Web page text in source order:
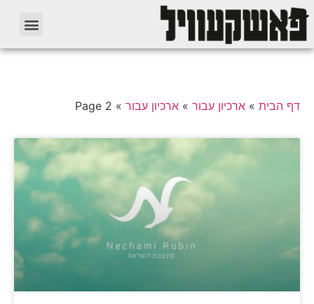
דף הבית » ארכיון עבור » ארכיון עבור »
Page 2